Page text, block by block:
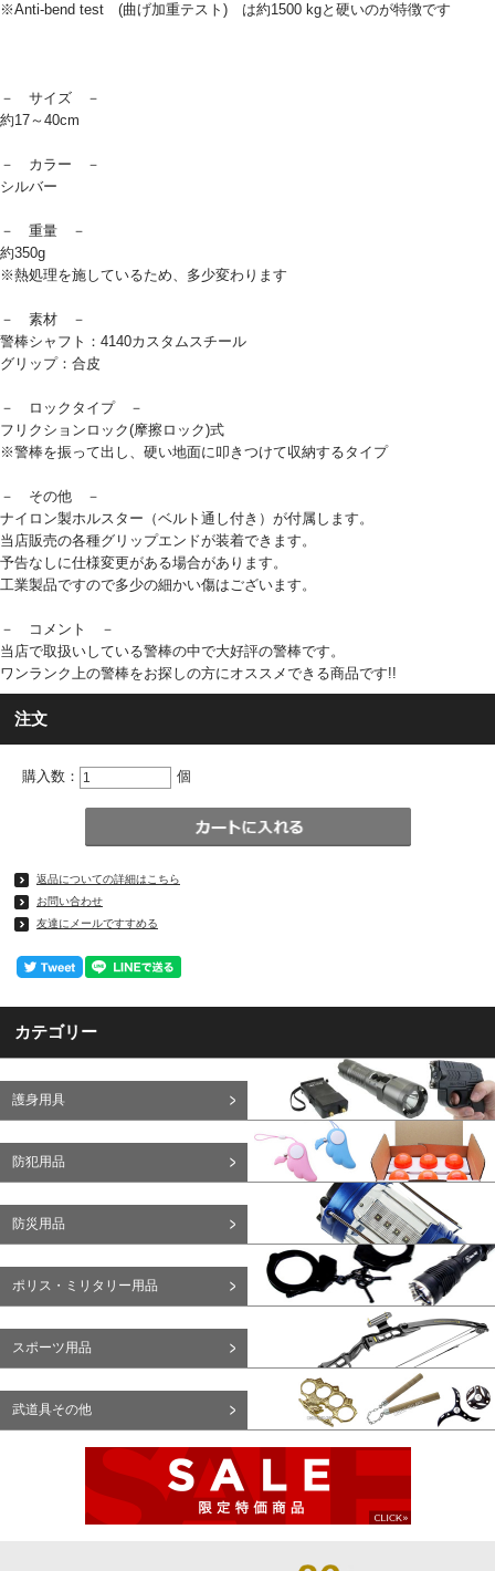
※Anti-bend test (曲げ加重テスト) は約1500 kgと硬いのが特徴です
－ サイズ －
約17～40cm
－ カラー －
シルバー
－ 重量 －
約350g
※熱処理を施しているため、多少変わります
－ 素材 －
警棒シャフト：4140カスタムスチール
グリップ：合皮
－ ロックタイプ －
フリクションロック(摩擦ロック)式
※警棒を振って出し、硬い地面に叩きつけて収納するタイプ
－ その他 －
ナイロン製ホルスター（ベルト通し付き）が付属します。
当店販売の各種グリップエンドが装着できます。
予告なしに仕様変更がある場合があります。
工業製品ですので多少の細かい傷はございます。
－ コメント －
当店で取扱いしている警棒の中で大好評の警棒です。
ワンランク上の警棒をお探しの方にオススメできる商品です!!
注文
購入数： 個
返品についての詳細はこちら
お問い合わせ
友達にメールですすめる
カテゴリー
護身用具
防犯用品
防災用品
ポリス・ミリタリー用品
スポーツ用品
武道具その他